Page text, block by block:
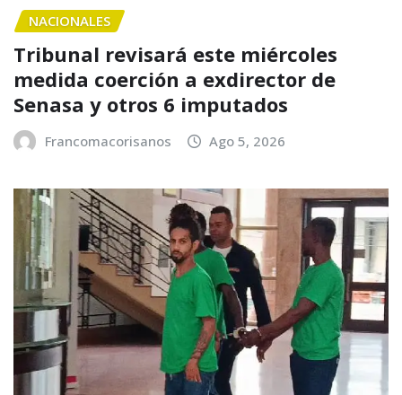
NACIONALES
Tribunal revisará este miércoles
medida coerción a exdirector de
Senasa y otros 6 imputados
Francomacorisanos Ago 5, 2026